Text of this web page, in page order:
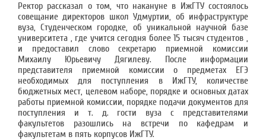
Ректор рассказал о том, что накануне в ИжГТУ состоялось
совещание директоров школ Удмуртии, об инфраструктуре
вуза, Студенческом городке, об уникальной научной базе
университета , где учится сегодня более 15 тысяч студентов ,
и предоставил слово секретарю приемной комиссии
Михаилу Юрьевичу Дягилеву. После информации
представителя приемной комиссии о предметах ЕГЭ
необходимых для поступления в ИжГТУ, количестве
бюджетных мест, целевом наборе, порядке и основных датах
работы приемной комиссии, порядке подачи документов для
поступления и т. д. гости вуза с представителями
факультетов разошлись на встречи по кафедрам и
факультетам в пять корпусов ИжГТУ.